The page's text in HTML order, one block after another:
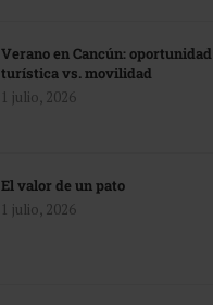
Verano en Cancún: oportunidad
turística vs. movilidad
1 julio, 2026
El valor de un pato
1 julio, 2026